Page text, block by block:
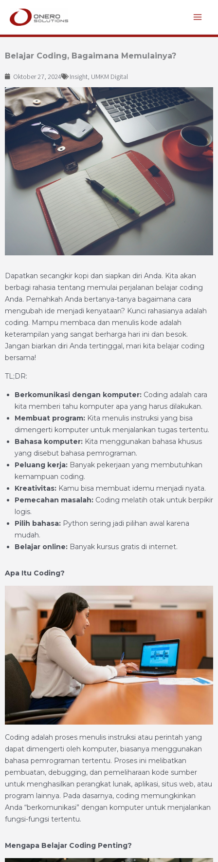
Lewati
Belajar Coding, Bagaimana Memulainya?
Oktober 27, 2024 Insight, UMKM Digital
Dapatkan secangkir kopi dan siapkan diri Anda. Kita akan
berbagi rahasia tentang memulai perjalanan belajar coding
Anda. Pernahkah Anda bertanya-tanya bagaimana cara
mengubah ide menjadi kenyataan? Kunci rahasianya adalah
coding. Mampu membaca dan menulis kode adalah
keterampilan yang sangat berharga hari ini dan besok.
Jangan biarkan diri Anda tertinggal, mari kita belajar coding
bersama!
TL;DR:
Berkomunikasi dengan komputer: Coding adalah cara
kita memberi tahu komputer apa yang harus dilakukan.
Membuat program: Kita menulis instruksi yang bisa
dimengerti komputer untuk menjalankan tugas tertentu.
Bahasa komputer: Kita menggunakan bahasa khusus
yang disebut bahasa pemrograman.
Peluang kerja: Banyak pekerjaan yang membutuhkan
kemampuan coding.
Kreativitas: Kamu bisa membuat idemu menjadi nyata.
Pemecahan masalah: Coding melatih otak untuk berpikir
logis.
Pilih bahasa: Python sering jadi pilihan awal karena
mudah.
Belajar online: Banyak kursus gratis di internet.
Apa Itu Coding?
Coding adalah proses menulis instruksi atau perintah yang
dapat dimengerti oleh komputer, biasanya menggunakan
bahasa pemrograman tertentu. Proses ini melibatkan
pembuatan, debugging, dan pemeliharaan kode sumber
untuk menghasilkan perangkat lunak, aplikasi, situs web, atau
program lainnya. Pada dasarnya, coding memungkinkan
Anda “berkomunikasi” dengan komputer untuk menjalankan
fungsi-fungsi tertentu.
Mengapa Belajar Coding Penting?